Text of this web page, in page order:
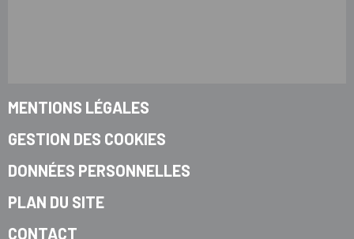
MENTIONS LÉGALES
GESTION DES COOKIES
DONNÉES PERSONNELLES
PLAN DU SITE
CONTACT